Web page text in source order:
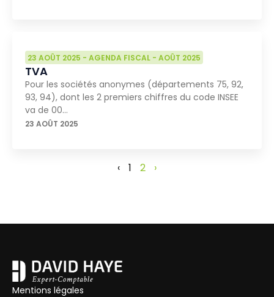
23 AOÛT 2025 - AGENDA FISCAL - AOÛT 2025
TVA
Pour les sociétés anonymes (départements 75, 92,
93, 94), dont les 2 premiers chiffres du code INSEE
va de 00…
23 AOÛT 2025
‹ 1 2 ›
Mentions légales